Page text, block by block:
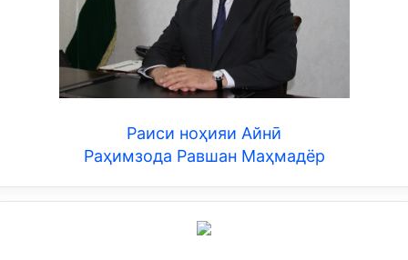
Раиси ноҳияи Айнӣ
Раҳимзода Равшан Маҳмадёр